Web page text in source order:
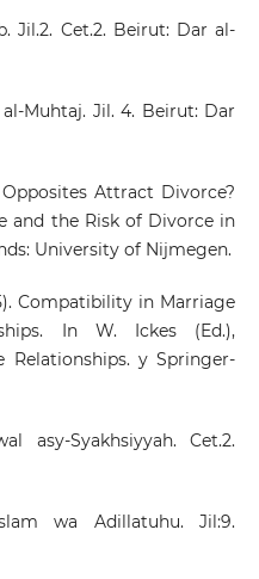
Jil.2. Cet.2. Beirut: Dar al-
Muhtaj. Jil. 4. Beirut: Dar
Opposites Attract Divorce?
and the Risk of Divorce in
University of Nijmegen.
Compatibility in Marriage
In W. Ickes (Ed.),
Relationships. y Springer-
asy-Syakhsiyyah. Cet.2.
wa Adillatuhu. Jil:9.